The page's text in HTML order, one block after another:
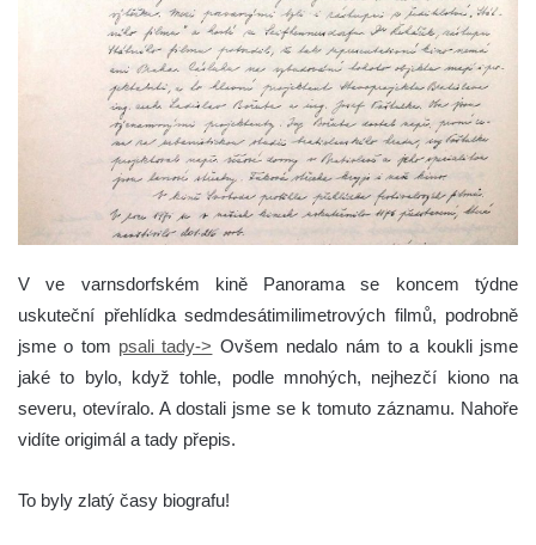
V ve varnsdorfském kině Panorama se koncem týdne
uskuteční přehlídka sedmdesátimilimetrových filmů, podrobně
jsme o tom psali tady-> Ovšem nedalo nám to a koukli jsme
jaké to bylo, když tohle, podle mnohých, nejhezčí kiono na
severu, otevíralo. A dostali jsme se k tomuto záznamu. Nahoře
vidíte origimál a tady přepis.
To byly zlatý časy biografu!